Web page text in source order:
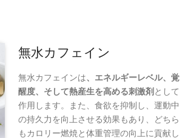
無水カフェイン
無水カフェインは、エネルギーレベル、覚
醒度、そして熱産生を高める刺激剤 として
作用します。また、食欲を抑制し、運動中
の持久力を向上させる効果もあり、どちら
もカロリー燃焼と体重管理の向上に貢献し